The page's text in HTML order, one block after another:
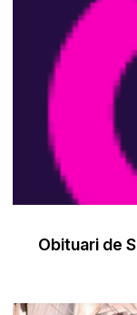
Obituari de